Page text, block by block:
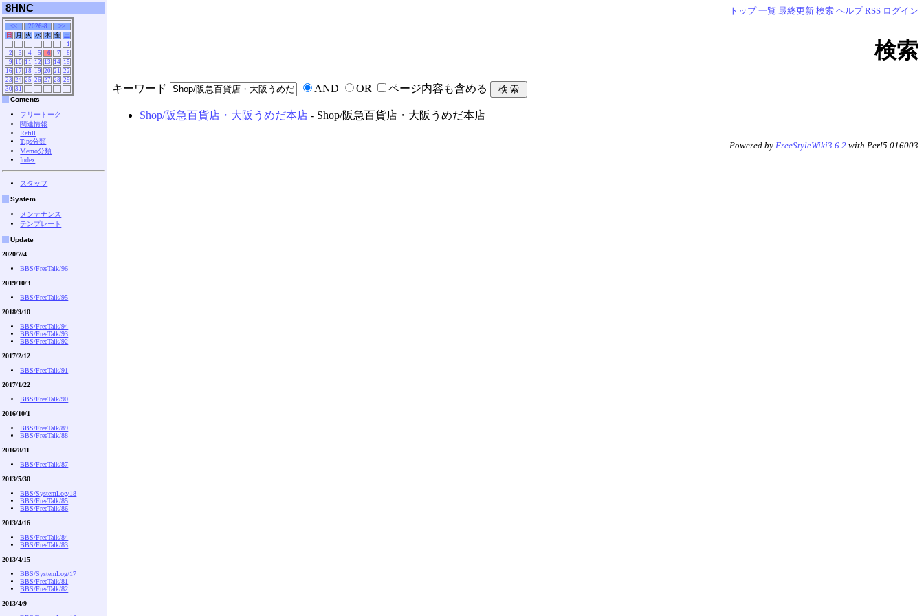
トップ 一覧 最終更新 検索 ヘルプ RSS ログイン
検索
キーワード AND OR ページ内容も含める
Shop/阪急百貨店・大阪うめだ本店 - Shop/阪急百貨店・大阪うめだ本店
Powered by FreeStyleWiki3.6.2 with Perl5.016003
8HNC
<< 2026-8
>>
日
月 火 水 木 金
土
1
2
3 4 5 6 7
8
9 10 11 12 13 14 15
16 17 18 19 20 21
22
23 24 25 26 27 28 29
30 31
Contents
フリートーク
関連情報
Refill
Tips分類
Memo分類
Index
スタッフ
System
メンテナンス
テンプレート
Update
2020/7/4
BBS/FreeTalk/96
2019/10/3
BBS/FreeTalk/95
2018/9/10
BBS/FreeTalk/94
BBS/FreeTalk/93
BBS/FreeTalk/92
2017/2/12
BBS/FreeTalk/91
2017/1/22
BBS/FreeTalk/90
2016/10/1
BBS/FreeTalk/89
BBS/FreeTalk/88
2016/8/11
BBS/FreeTalk/87
2013/5/30
BBS/SystemLog/18
BBS/FreeTalk/85
BBS/FreeTalk/86
2013/4/16
BBS/FreeTalk/84
BBS/FreeTalk/83
2013/4/15
BBS/SystemLog/17
BBS/FreeTalk/81
BBS/FreeTalk/82
2013/4/9